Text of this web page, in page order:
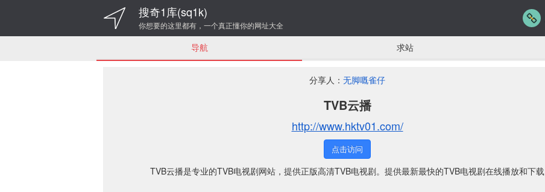
搜奇1库(sq1k)
你想要的这里都有，一个真正懂你的网址大全
导航 求站
分享人： 无脚嘅雀仔
TVB云播
http://www.hktv01.com/
点击访问
TVB云播是专业的TVB电视剧网站，提供正版高清TVB电视剧。提供最新最快的TVB电视剧在线播放和下载